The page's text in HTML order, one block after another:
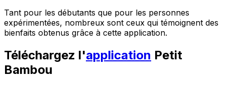
Tant pour les débutants que pour les personnes
expérimentées, nombreux sont ceux qui témoignent des
bienfaits obtenus grâce à cette application.
Téléchargez l'application Petit
Bambou